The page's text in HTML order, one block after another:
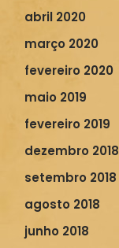
abril 2020
março 2020
fevereiro 2020
maio 2019
fevereiro 2019
dezembro 2018
setembro 2018
agosto 2018
junho 2018